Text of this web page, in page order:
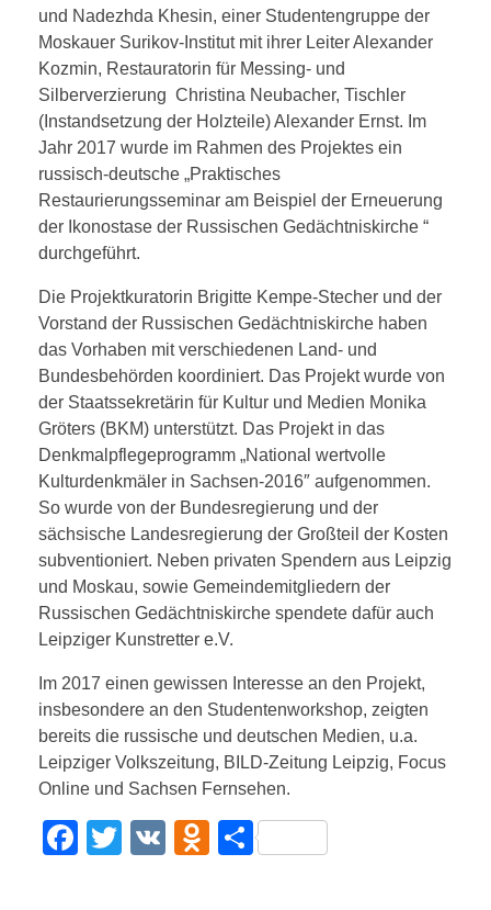
und Nadezhda Khesin, einer Studentengruppe der
Moskauer Surikov-Institut mit ihrer Leiter Alexander
Kozmin, Restauratorin für Messing- und
Silberverzierung Christina Neubacher, Tischler
(Instandsetzung der Holzteile) Alexander Ernst. Im
Jahr 2017 wurde im Rahmen des Projektes ein
russisch-deutsche „Praktisches
Restaurierungsseminar am Beispiel der Erneuerung
der Ikonostase der Russischen Gedächtniskirche “
durchgeführt.
Die Projektkuratorin Brigitte Kempe-Stecher und der
Vorstand der Russischen Gedächtniskirche haben
das Vorhaben mit verschiedenen Land- und
Bundesbehörden koordiniert. Das Projekt wurde von
der Staatssekretärin für Kultur und Medien Monika
Gröters (BKM) unterstützt. Das Projekt in das
Denkmalpflegeprogramm „National wertvolle
Kulturdenkmäler in Sachsen-2016″ aufgenommen.
So wurde von der Bundesregierung und der
sächsische Landesregierung der Großteil der Kosten
subventioniert. Neben privaten Spendern aus Leipzig
und Moskau, sowie Gemeindemitgliedern der
Russischen Gedächtniskirche spendete dafür auch
Leipziger Kunstretter e.V.
Im 2017 einen gewissen Interesse an den Projekt,
insbesondere an den Studentenworkshop, zeigten
bereits die russische und deutschen Medien, u.a.
Leipziger Volkszeitung, BILD-Zeitung Leipzig, Focus
Online und Sachsen Fernsehen.
F
T
V
O T